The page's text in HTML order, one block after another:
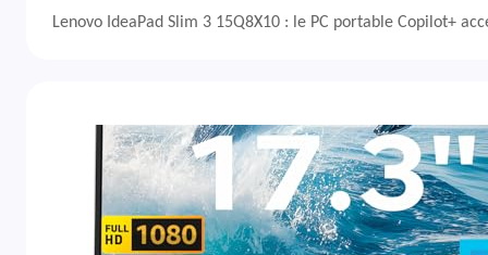
Lenovo IdeaPad Slim 3 15Q8X10 : le PC portable Copilot+